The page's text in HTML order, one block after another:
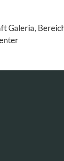
Galeria,